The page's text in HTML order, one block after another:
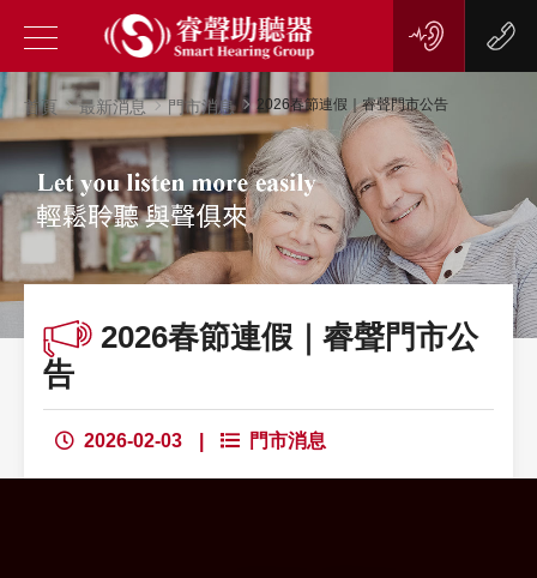
首頁 最新消息 門市消息 2026春節連假｜睿聲門市公告
2026春節連假｜睿聲門市公
告
2026-02-03 門市消息